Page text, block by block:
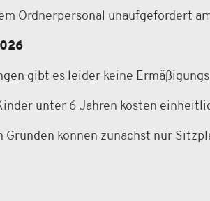
Ordnerpersonal unaufgefordert
gibt es leider keine
unter 6 Jahren kosten
Gründen können zunächst nur